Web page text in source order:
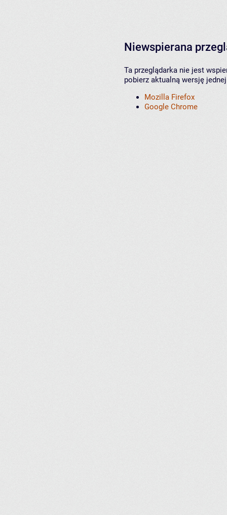
Niewspierana
Ta przeglądarka nie jest
pobierz aktualną wersję
Mozilla Firefox
Google Chrome